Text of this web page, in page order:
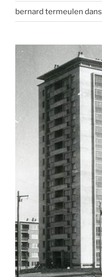
bernard termeulen dans